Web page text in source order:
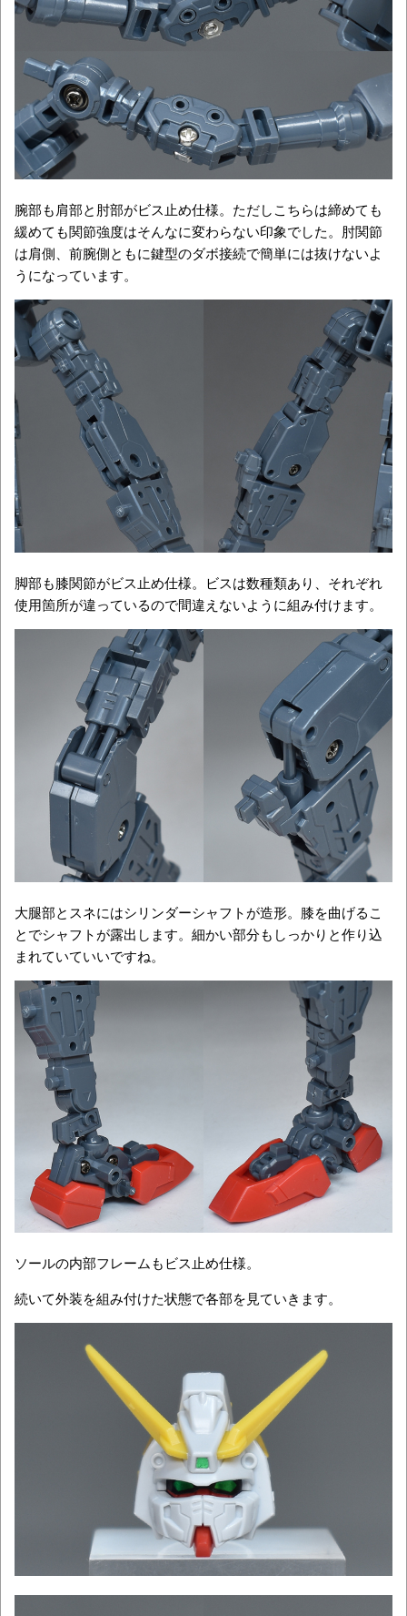
腕部も肩部と肘部がビス止め仕様。ただしこちらは締めても
緩めても関節強度はそんなに変わらない印象でした。肘関節
は肩側、前腕側ともに鍵型のダボ接続で簡単には抜けないよ
うになっています。
脚部も膝関節がビス止め仕様。ビスは数種類あり、それぞれ
使用箇所が違っているので間違えないように組み付けます。
大腿部とスネにはシリンダーシャフトが造形。膝を曲げるこ
とでシャフトが露出します。細かい部分もしっかりと作り込
まれていていいですね。
ソールの内部フレームもビス止め仕様。
続いて外装を組み付けた状態で各部を見ていきます。